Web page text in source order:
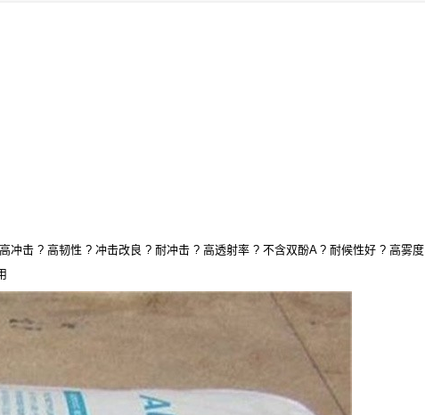
冲击 ? 高韧性 ? 冲击改良 ? 耐冲击 ? 高透射率 ? 不含双酚A ? 耐候性好 ? 高雾度